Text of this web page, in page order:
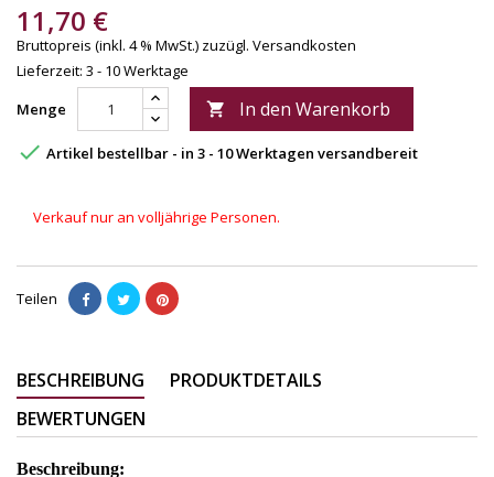
11,70 €
Bruttopreis (inkl. 4 % MwSt.) zuzügl. Versandkosten
Lieferzeit: 3 - 10 Werktage
Menge
 In den Warenkorb
 Artikel bestellbar - in 3 - 10 Werktagen versandbereit
Verkauf nur an volljährige Personen.
Teilen
BESCHREIBUNG
PRODUKTDETAILS
BEWERTUNGEN
Beschreibung: